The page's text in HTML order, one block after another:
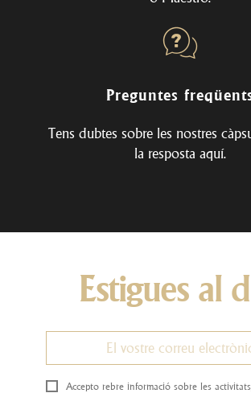
Preguntes
Tens dubtes sobre les nostres
la resposta aquí.
Estigues al
Accepto rebre informació sobre les